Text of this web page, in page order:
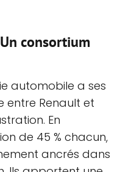
consortium
automobile a ses
entre Renault et
En
de 45 % chacun,
ancrés dans